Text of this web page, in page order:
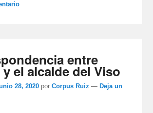
entre
el alcalde del Viso
28, 2020 porCorpus Ruiz — Deja un